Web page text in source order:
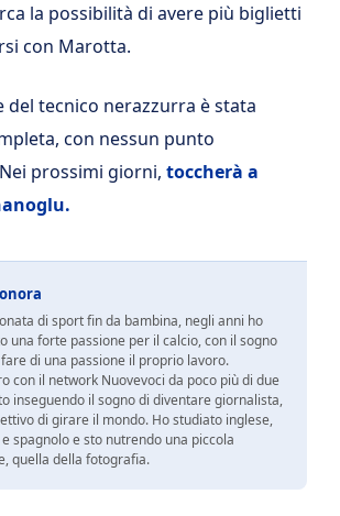
la possibilità di avere più biglietti
con Marotta.
del tecnico nerazzurra è stata
con nessun punto
prossimi giorni, toccherà a
di sport fin da bambina, negli anni ho
una forte passione per il calcio, con il sogno
di una passione il proprio lavoro.
con il network Nuovevoci da poco più di due
inseguendo il sogno di diventare giornalista,
di girare il mondo. Ho studiato inglese,
spagnolo e sto nutrendo una piccola
quella della fotografia.